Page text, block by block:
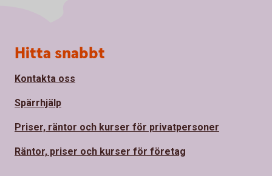
Sidfot
Hitta snabbt
Kontakta oss
Spärrhjälp
Priser, räntor och kurser för privatpersoner
Räntor, priser och kurser för företag